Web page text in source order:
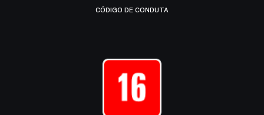
CÓDIGO DE CONDUTA